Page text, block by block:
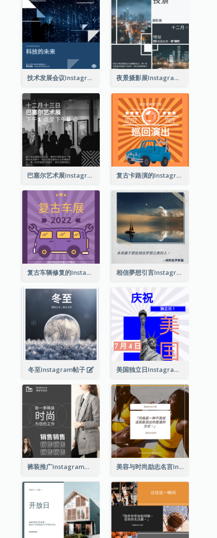
技术发展会议Instagram帖子 夜景摄影展Instagram贴子
巴塞尔艺术展Instagram帖子 复古卡路演的Instagram帖子
复古车辆修复的Instagram帖子 相信夢想引言Instagram帖子
冬至Instagram帖子 美国独立日Instagram帖子
裤装推广Instagram帖子 美容与时尚励志名言Instagram帖子